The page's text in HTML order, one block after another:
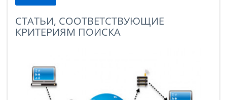
СТАТЬИ, СООТВЕТСТВУЮЩИЕ
КРИТЕРИЯМ ПОИСКА